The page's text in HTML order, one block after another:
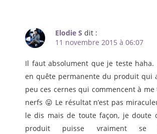
Elodie S dit :
11 novembre 2015 à 06:07
Il faut absolument que je teste
en quête permanente du produit qui
peu ces cernes qui commencent à
nerfs 😛 Le résultat n’est pas
le dis mais de toute façon, je doute
produit puisse vraiment se